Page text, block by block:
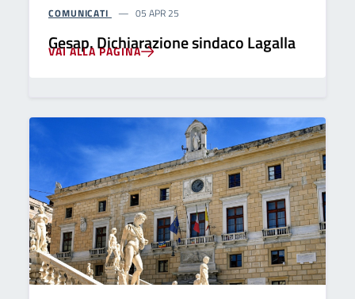
COMUNICATI 05 APR 25
Gesap. Dichiarazione sindaco Lagalla
VAI ALLA PAGINA